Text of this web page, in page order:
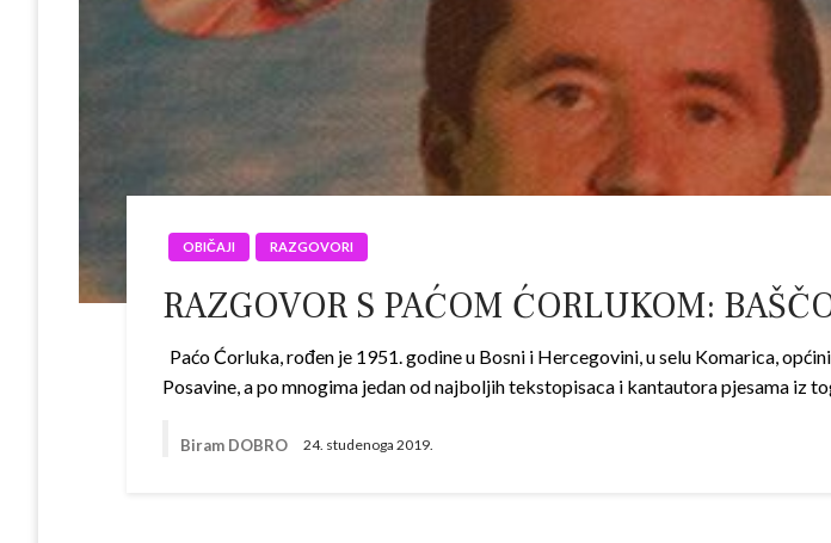
OBIČAJI RAZGOVORI
RAZGOVOR S PAĆOM ĆORLUKOM:
Paćo Ćorluka, rođen je 1951. godine u Bosni i Hercegovini, u selu Komarica,
Posavine, a po mnogima jedan od najboljih tekstopisaca i kantautora pjesama iz
Biram DOBRO 24. studenoga 2019.